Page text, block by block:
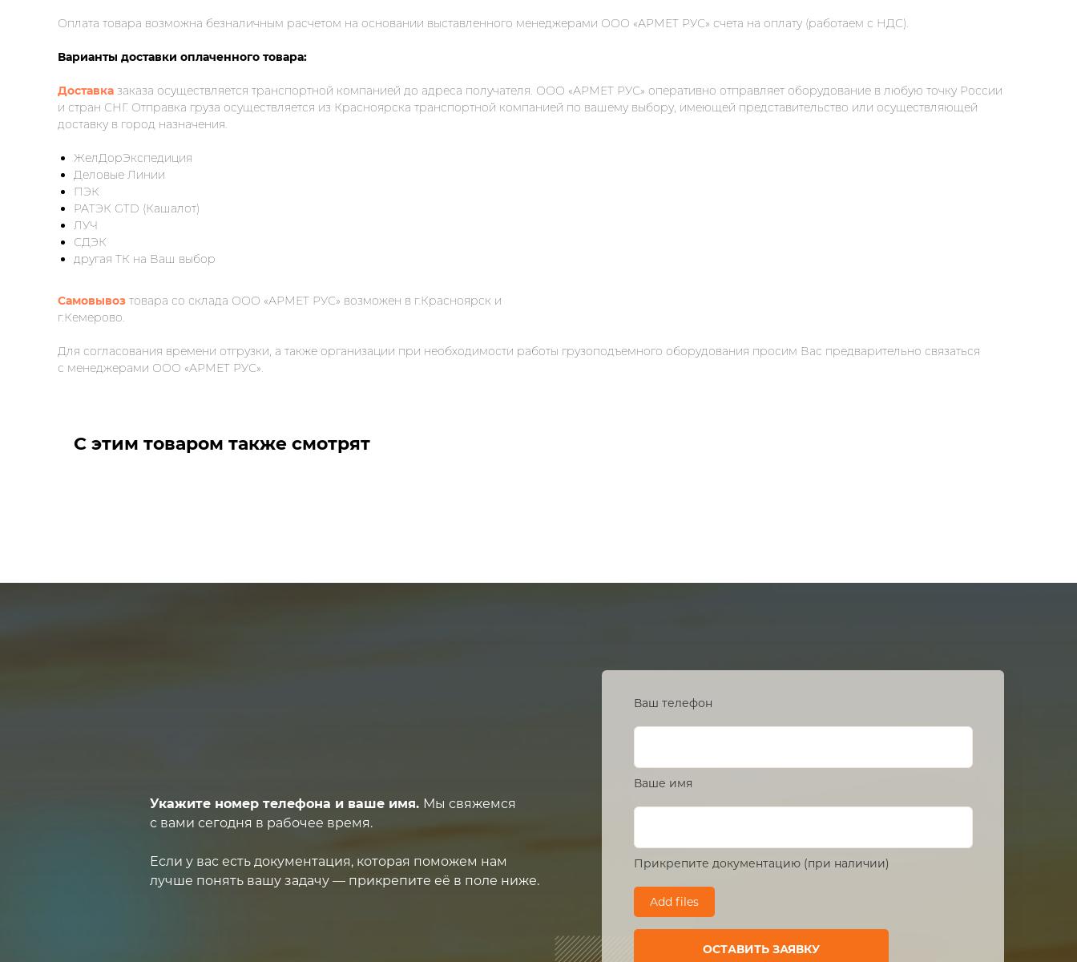
Оплата товара возможна безналичным расчетом на основании выставленного менеджерами ООО «АРМЕТ РУС» счета на оплату (работаем с НДС).
Варианты доставки оплаченного товара:
Доставка заказа осуществляется транспортной компанией до адреса получателя. ООО «АРМЕТ РУС» оперативно отправляет оборудование в любую точку России
и стран СНГ. Отправка груза осуществляется из Красноярска транспортной компанией по вашему выбору, имеющей представительство или осуществляющей
доставку в город назначения.
ЖелДорЭкспедиция
Деловые Линии
ПЭК
РАТЭК GTD (Кашалот)
ЛУЧ
СДЭК
другая ТК на Ваш выбор
Самовывоз товара со склада ООО «АРМЕТ РУС» возможен в г.Красноярск и
г.Кемерово.
Для согласования времени отгрузки, а также организации при необходимости работы грузоподъемного оборудования просим Вас предварительно связаться
с менеджерами ООО «АРМЕТ РУС».
С этим товаром также смотрят
Укажите номер телефона и ваше имя. Мы свяжемся
с вами сегодня в рабочее время.
Если у вас есть документация, которая поможем нам
лучше понять вашу задачу — прикрепите её в поле ниже.
Ваш телефон
Ваше имя
Прикрепите документацию (при наличии)
Add files
ОСТАВИТЬ ЗАЯВКУ